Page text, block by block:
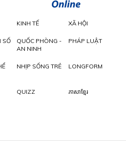
KINH TẾ XÃ HỘI
SỐ
QUỐC PHÒNG -
AN NINH
PHÁP LUẬT
NHỊP SỐNG TRẺ LONGFORM
QUIZZ ភាសាខ្មែរ